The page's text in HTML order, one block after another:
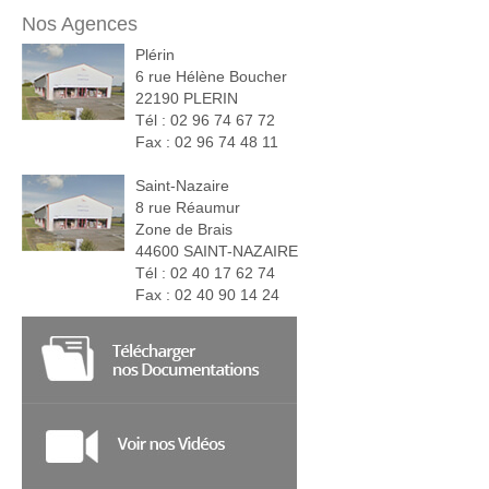
Nos Agences
Plérin
6 rue Hélène Boucher
22190 PLERIN
Tél : 02 96 74 67 72
Fax : 02 96 74 48 11
Saint-Nazaire
8 rue Réaumur
Zone de Brais
44600 SAINT-NAZAIRE
Tél : 02 40 17 62 74
Fax : 02 40 90 14 24